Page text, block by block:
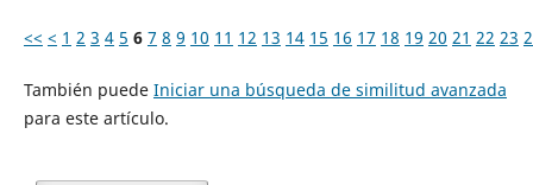
<< < 1 2 3 4 5 6 7 8 9 10 11 12 13 14 15 16 17 18 19 20 21 22 23
También puede Iniciar una búsqueda de similitud avanzada
para este artículo.